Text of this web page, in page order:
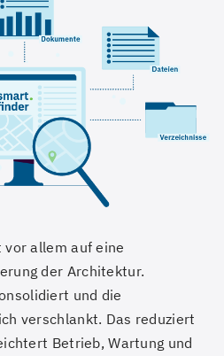
vor allem auf eine
der Architektur.
und die
verschlankt. Das reduziert
Betrieb, Wartung und